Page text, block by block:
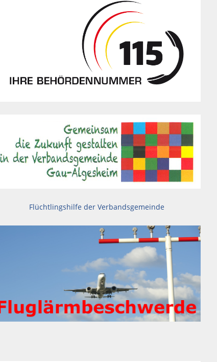
Flüchtlingshilfe der Verbandsgemeinde